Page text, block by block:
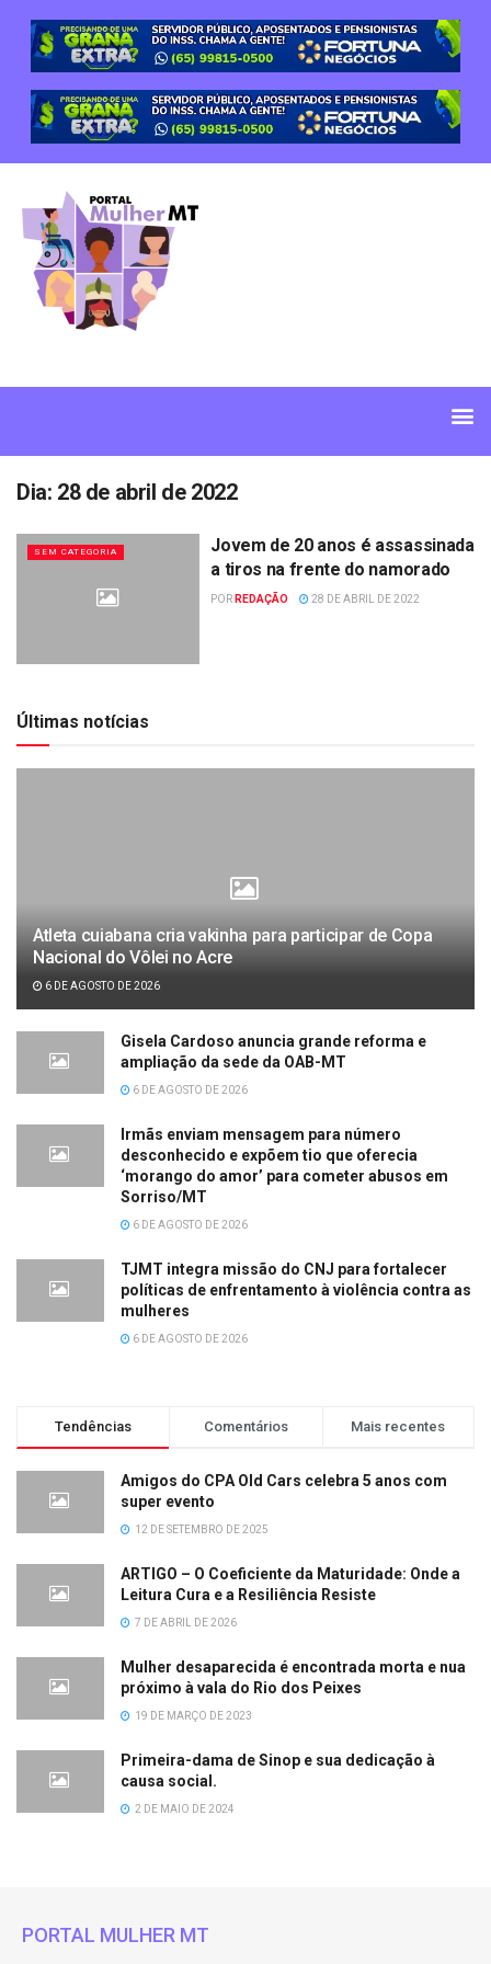
Dia: 28 de abril de 2022
SEM CATEGORIA
Jovem de 20 anos é assassinada
a tiros na frente do namorado
POR REDAÇÃO 28 DE ABRIL DE 2022
Últimas notícias
Atleta cuiabana cria vakinha para participar de Copa
Nacional do Vôlei no Acre
6 DE AGOSTO DE 2026
Gisela Cardoso anuncia grande reforma e
ampliação da sede da OAB-MT
6 DE AGOSTO DE 2026
Irmãs enviam mensagem para número
desconhecido e expõem tio que oferecia
‘morango do amor’ para cometer abusos em
Sorriso/MT
6 DE AGOSTO DE 2026
TJMT integra missão do CNJ para fortalecer
políticas de enfrentamento à violência contra as
mulheres
6 DE AGOSTO DE 2026
Tendências Comentários Mais recentes
Amigos do CPA Old Cars celebra 5 anos com
super evento
12 DE SETEMBRO DE 2025
ARTIGO – O Coeficiente da Maturidade: Onde a
Leitura Cura e a Resiliência Resiste
7 DE ABRIL DE 2026
Mulher desaparecida é encontrada morta e nua
próximo à vala do Rio dos Peixes
19 DE MARÇO DE 2023
Primeira-dama de Sinop e sua dedicação à
causa social.
2 DE MAIO DE 2024
PORTAL MULHER MT